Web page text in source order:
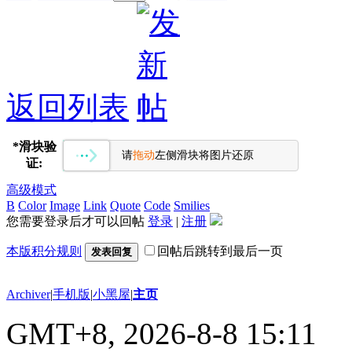
返回列表
*滑块验
证:
请拖动左侧滑块将图片还原
高级模式
B Color Image Link Quote Code Smilies
您需要登录后才可以回帖 登录 | 注册
本版积分规则 发表回复 回帖后跳转到最后一页
Archiver|手机版|小黑屋|主页
GMT+8, 2026-8-8 15:11